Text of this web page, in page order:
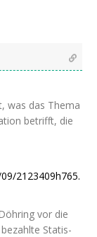
was das The­ma
betrifft, die
2123409h765.
vor die
Sta­tis­